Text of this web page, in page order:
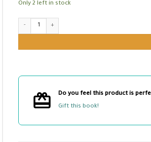
Only 2 left in stock
Do you feel this product is
Gift this book!